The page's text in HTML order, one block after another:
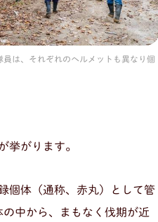
員は、それぞれのヘルメットも異なり個
挙がります。
個体（通称、赤丸）として管
中から、まもなく伐期が近